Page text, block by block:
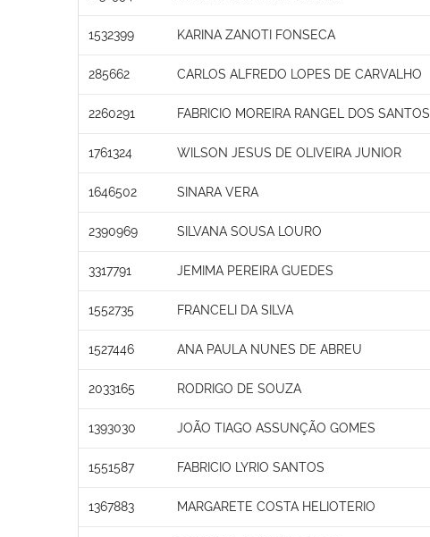
1532399 KARINA ZANOTI FONSECA
285662 CARLOS ALFREDO LOPES DE CARVALHO
2260291 FABRICIO MOREIRA RANGEL DOS SANTOS
1761324 WILSON JESUS DE OLIVEIRA JUNIOR
1646502 SINARA VERA
2390969 SILVANA SOUSA LOURO
3317791 JEMIMA PEREIRA GUEDES
1552735 FRANCELI DA SILVA
1527446 ANA PAULA NUNES DE ABREU
2033165 RODRIGO DE SOUZA
1393030 JOÃO TIAGO ASSUNÇÃO GOMES
1551587 FABRICIO LYRIO SANTOS
1367883 MARGARETE COSTA HELIOTERIO